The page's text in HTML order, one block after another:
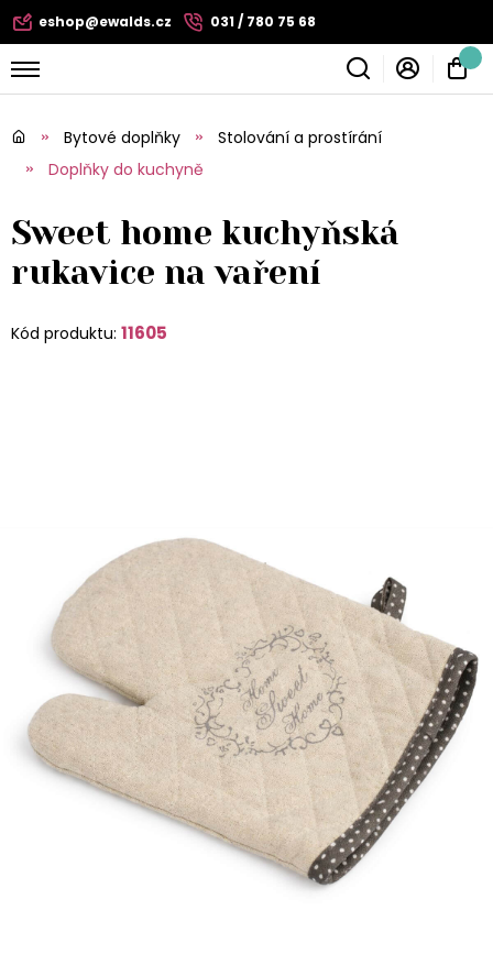
eshop@ewalds.cz 031 / 780 75 68
Bytové doplňky
Stolování a prostírání
Doplňky do kuchyně
Sweet home kuchyňská
rukavice na vaření
Kód produktu: 11605